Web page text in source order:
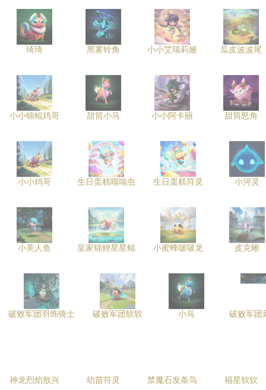
琦琦 黑雾铃角 小小艾瑞莉娅 瓜皮波波尾
小小锦鲲鸡哥 甜筒小马 小小阿卡丽 甜筒怒角
小小鸡哥 生日蛋糕嗡嗡虫 生日蛋糕符灵 小河灵
小美人鱼 皇家锦鲤星星鲲 小蜜蜂啵啵龙 皮克蜥
破败军团羽饰骑士 破败军团软软 小马 破败军团
神龙烈焰敖兴 幼苗符灵 禁魔石发条鸟 福星软软